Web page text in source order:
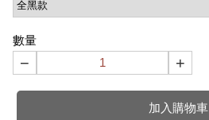
數量
− +
加入購物車